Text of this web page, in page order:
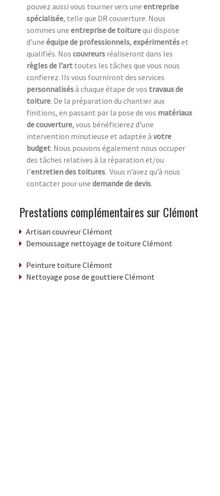
pouvez aussi vous tourner vers une entreprise
spécialisée, telle que DR couverture. Nous
sommes une entreprise de toiturequi dispose
d’une équipe de professionnels, expérimentéset
qualifiés. Nos couvreurs réaliseront dans les
règles de l’art toutes les tâches que vous nous
confierez. Ils vous fourniront des services
personnalisésà chaque étape de vos travaux de
toiture. De la préparation du chantier aux
finitions, en passant par la pose de vos matériaux
de couverture, vous bénéficierez d’une
intervention minutieuse et adaptée à votre
budget. Nous pouvons également nous occuper
des tâches relatives à la réparation et/ou
l’entretien des toitures. Vous n’avez qu’à nous
contacter pour une demande de devis.
Prestations complémentaires sur Clémont
Artisan couvreur Clémont
Demoussage nettoyage de toiture Clémont
Peinture toiture Clémont
Nettoyage pose de gouttiere Clémont